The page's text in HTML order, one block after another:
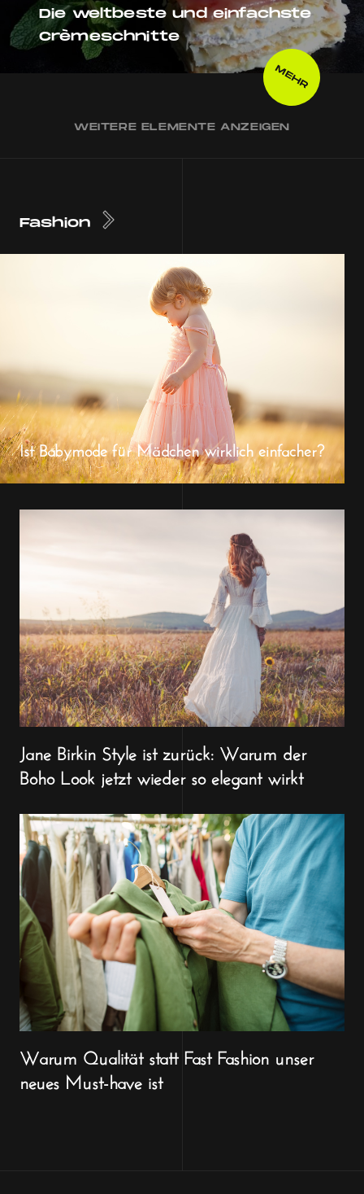
Die weltbeste und einfachste
Crèmeschnitte
MEHR
WEITERE ELEMENTE ANZEIGEN
Fashion
Ist Babymode für Mädchen wirklich einfacher?
Jane Birkin Style ist zurück: Warum der
Boho Look jetzt wieder so elegant wirkt
Warum Qualität statt Fast Fashion unser
neues Must-have ist